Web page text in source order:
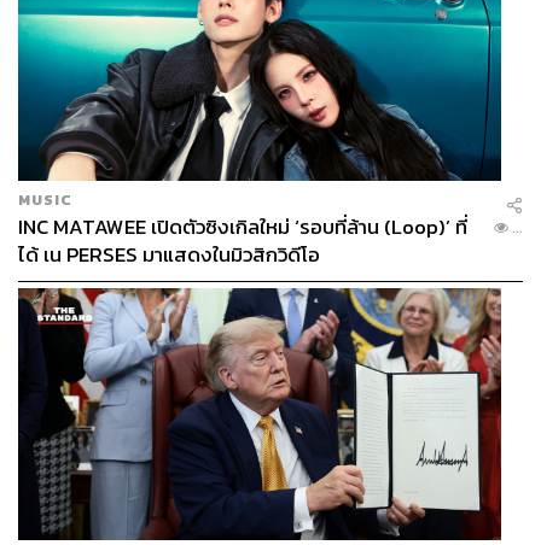
MUSIC
INC MATAWEE เปิดตัวซิงเกิลใหม่ ‘รอบที่ล้าน (Loop)’ ที่
ได้ เน PERSES มาแสดงในมิวสิกวิดีโอ
...